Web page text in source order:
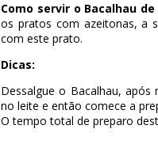
Como servir o Bacalhau
os pratos com azeitonas, a
com este prato.
Dicas:
Dessalgue o Bacalhau,
no leite e então comece a
O tempo total de preparo